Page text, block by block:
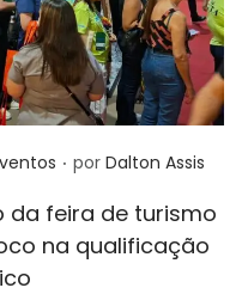
. por Dalton Assis
da feira de turismo
na qualificação